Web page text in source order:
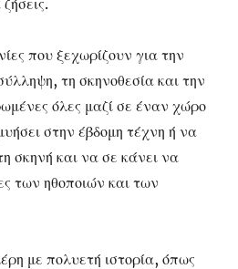
που ξεχωρίζουν για την
τη σκηνοθεσία και την
όλες μαζί σε έναν χώρο
στην έβδομη τέχνη ή να
σκηνή και να σε κάνει να
των ηθοποιών και των
με πολυετή ιστορία, όπως